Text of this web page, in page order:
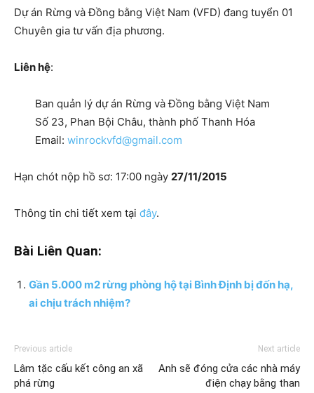
Dự án Rừng và Đồng bằng Việt Nam (VFD) đang tuyển 01
Chuyên gia tư vấn địa phương.
Liên hệ:
Ban quản lý dự án Rừng và Đồng bằng Việt Nam
Số 23, Phan Bội Châu, thành phố Thanh Hóa
Email: winrockvfd@gmail.com
Hạn chót nộp hồ sơ: 17:00 ngày 27/11/2015
Thông tin chi tiết xem tại đây.
Bài Liên Quan:
Gần 5.000 m2 rừng phòng hộ tại Bình Định bị đốn hạ,
ai chịu trách nhiệm?
Previous article
Lâm tặc cấu kết công an xã
phá rừng
Next article
Anh sẽ đóng cửa các nhà máy
điện chạy bằng than